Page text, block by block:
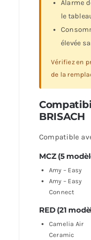
Alarme
le
élevée
Vérifiez en
de la
BRISACH
Compatible
MCZ (5
Amy – Easy
Amy – Easy
Connect
RED (21
Camelia Air
Ceramic